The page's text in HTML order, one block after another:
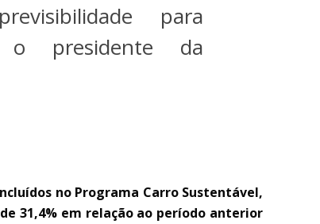
para
o presidente da
no Programa Carro Sustentável,
31,4% em relação ao período anterior